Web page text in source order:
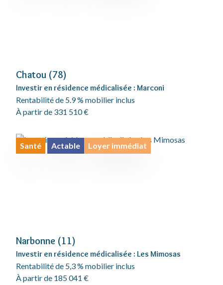
Chatou (78)
Investir en résidence médicalisée : Marconi
Rentabilité de 5.9 % mobilier inclus
À partir de 331 510 €
Santé Actable Loyer immédiat
Narbonne (11)
Investir en résidence médicalisée : Les Mimosas
Rentabilité de 5,3 % mobilier inclus
À partir de 185 041 €